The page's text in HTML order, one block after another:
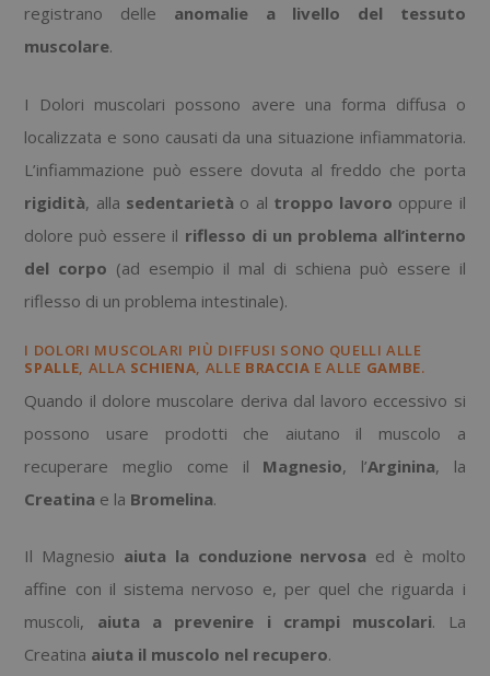
registrano delle anomalie a livello del tessuto
muscolare.
I Dolori muscolari possono avere una forma diffusa o
localizzata e sono causati da una situazione infiammatoria.
L’infiammazione può essere dovuta al freddo che porta
rigidità, alla sedentarietà o al troppo lavoro oppure il
dolore può essere il riflesso di un problema all’interno
del corpo (ad esempio il mal di schiena può essere il
riflesso di un problema intestinale).
I DOLORI MUSCOLARI PIÙ DIFFUSI SONO QUELLI ALLE
SPALLE, ALLA SCHIENA, ALLE BRACCIA E ALLE GAMBE.
Quando il dolore muscolare deriva dal lavoro eccessivo si
possono usare prodotti che aiutano il muscolo a
recuperare meglio come il Magnesio, l’Arginina, la
Creatina e la Bromelina.
Il Magnesio aiuta la conduzione nervosa ed è molto
affine con il sistema nervoso e, per quel che riguarda i
muscoli, aiuta a prevenire i crampi muscolari. La
Creatina aiuta il muscolo nel recupero.